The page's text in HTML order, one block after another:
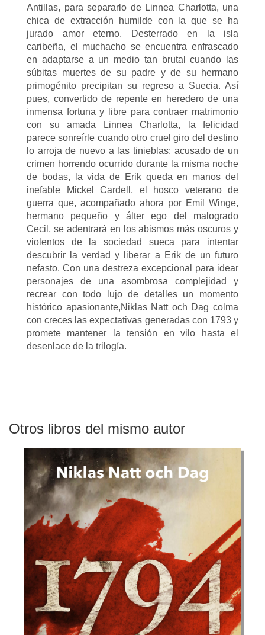
Antillas, para separarlo de Linnea Charlotta, una
chica de extracción humilde con la que se ha
jurado amor eterno. Desterrado en la isla
caribeña, el muchacho se encuentra enfrascado
en adaptarse a un medio tan brutal cuando las
súbitas muertes de su padre y de su hermano
primogénito precipitan su regreso a Suecia. Así
pues, convertido de repente en heredero de una
inmensa fortuna y libre para contraer matrimonio
con su amada Linnea Charlotta, la felicidad
parece sonreírle cuando otro cruel giro del destino
lo arroja de nuevo a las tinieblas: acusado de un
crimen horrendo ocurrido durante la misma noche
de bodas, la vida de Erik queda en manos del
inefable Mickel Cardell, el hosco veterano de
guerra que, acompañado ahora por Emil Winge,
hermano pequeño y álter ego del malogrado
Cecil, se adentrará en los abismos más oscuros y
violentos de la sociedad sueca para intentar
descubrir la verdad y liberar a Erik de un futuro
nefasto. Con una destreza excepcional para idear
personajes de una asombrosa complejidad y
recrear con todo lujo de detalles un momento
histórico apasionante,Niklas Natt och Dag colma
con creces las expectativas generadas con 1793 y
promete mantener la tensión en vilo hasta el
desenlace de la trilogía.
Otros libros del mismo autor